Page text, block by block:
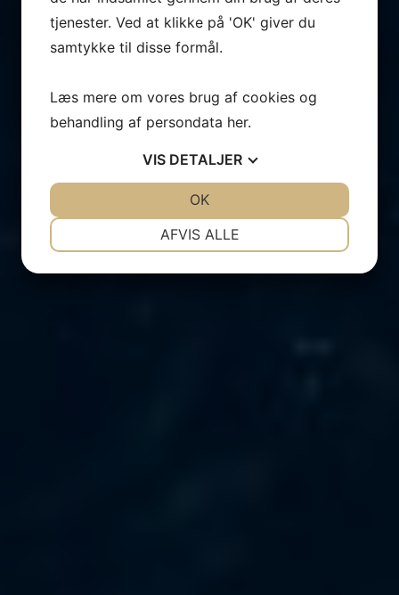
tjenester. Ved at klikke på 'OK' giver du
samtykke til disse formål.
Læs mere om vores brug af cookies og
behandling af persondata her.
VIS DETALJER
AFVIS ALLE
OK